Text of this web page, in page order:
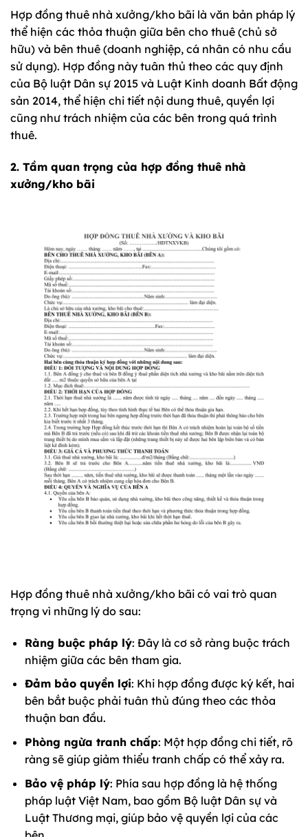
Hợp đồng thuê nhà xưởng/kho bãi là văn bản pháp lý
thể hiện các thỏa thuận giữa bên cho thuê (chủ sở
hữu) và bên thuê (doanh nghiệp, cá nhân có nhu cầu
sử dụng). Hợp đồng này tuân thủ theo các quy định
của Bộ luật Dân sự 2015 và Luật Kinh doanh Bất động
sản 2014, thể hiện chi tiết nội dung thuê, quyền lợi
cũng như trách nhiệm của các bên trong quá trình
thuê.
2. Tầm quan trọng của hợp đồng thuê nhà
xưởng/kho bãi
Hợp đồng thuê nhà xưởng/kho bãi có vai trò quan
trọng vì những lý do sau:
Ràng buộc pháp lý: Đây là cơ sở ràng buộc trách
nhiệm giữa các bên tham gia.
Đảm bảo quyền lợi: Khi hợp đồng được ký kết, hai
bên bắt buộc phải tuân thủ đúng theo các thỏa
thuận ban đầu.
Phòng ngừa tranh chấp: Một hợp đồng chi tiết, rõ
ràng sẽ giúp giảm thiểu tranh chấp có thể xảy ra.
Bảo vệ pháp lý: Phía sau hợp đồng là hệ thống
pháp luật Việt Nam, bao gồm Bộ luật Dân sự và
Luật Thương mại, giúp bảo vệ quyền lợi của các